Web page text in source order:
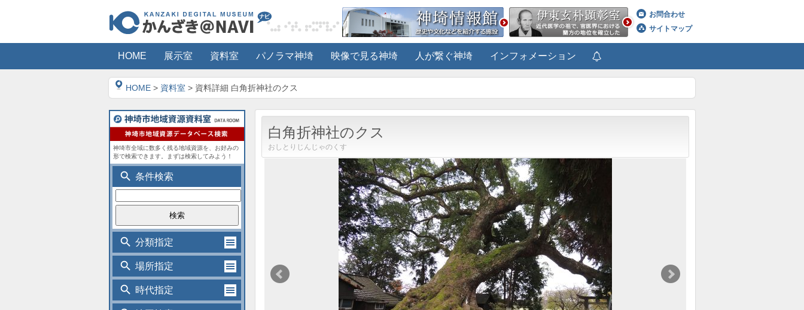
お問合わせ
サイトマップ
HOME 展示室 資料室 パノラマ神埼 映像で見る神埼 人が繋ぐ神埼 インフォメーション
HOME > 資料室 > 資料詳細 白角折神社のクス
白角折神社のクス
おしとりじんじゃのくす
神埼市全域に数多く残る地域資源を、お好みの
形で検索できます。まずは検索してみよう！
search 条件検索
search 分類指定
search 場所指定
search 時代指定